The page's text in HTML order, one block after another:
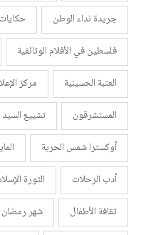
جريدة نداء الوطن
فلسطين في الأفلام الوثائقية
العتبة الحسينية
مركز
المستشرقون
تشييع
أوكسترا شمس الحرية
أدب الرحلات
الثورة
ثقافة الأطفال
شهر رمضان